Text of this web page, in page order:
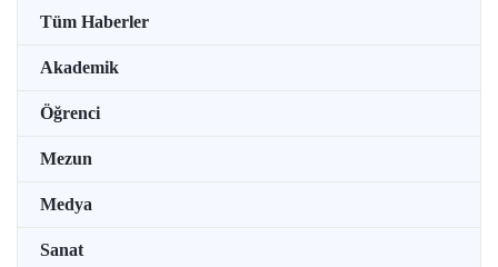
Tüm Haberler
Akademik
Öğrenci
Mezun
Medya
Sanat